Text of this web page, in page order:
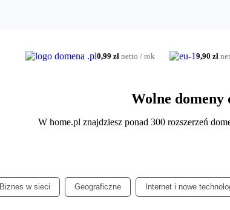
0,99 zł netto / rok 9,90 zł
Wolne domeny
W home.pl znajdziesz ponad 300 rozszerzeń
Biznes w sieci Geograficzne Internet i nowe